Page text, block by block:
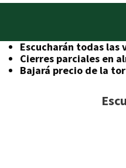
Escucharán todas las
Cierres parciales en
Bajará precio de la